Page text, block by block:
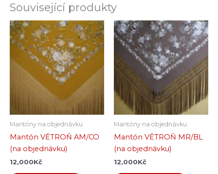
Související produkty
Mantóny na objednávku
Mantón VĚTROŇ AM/CO
(na objednávku)
12,000Kč
Mantóny na objednávku
Mantón VĚTROŇ MR/BL
(na objednávku)
12,000Kč